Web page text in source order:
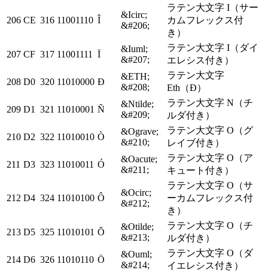
206 CE 316 11001110 Î
&Icirc;
&#206;
ラテン大文字 I（サー
カムフレックス付
き）
207 CF 317 11001111 Ï
&Iuml;
&#207;
ラテン大文字 I（ダイ
エレシス付き）
208 D0 320 11010000 Ð
&ETH;
&#208;
ラテン大文字
Eth（Ð）
209 D1 321 11010001 Ñ
&Ntilde;
&#209;
ラテン大文字 N（チ
ルダ付き）
210 D2 322 11010010 Ò
&Ograve;
&#210;
ラテン大文字 O（グ
レイブ付き）
211 D3 323 11010011 Ó
&Oacute;
&#211;
ラテン大文字 O（ア
キュート付き）
212 D4 324 11010100 Ô
&Ocirc;
&#212;
ラテン大文字 O（サ
ーカムフレックス付
き）
213 D5 325 11010101 Õ
&Otilde;
&#213;
ラテン大文字 O（チ
ルダ付き）
214 D6 326 11010110 Ö
&Ouml;
&#214;
ラテン大文字 O（ダ
イエレシス付き）